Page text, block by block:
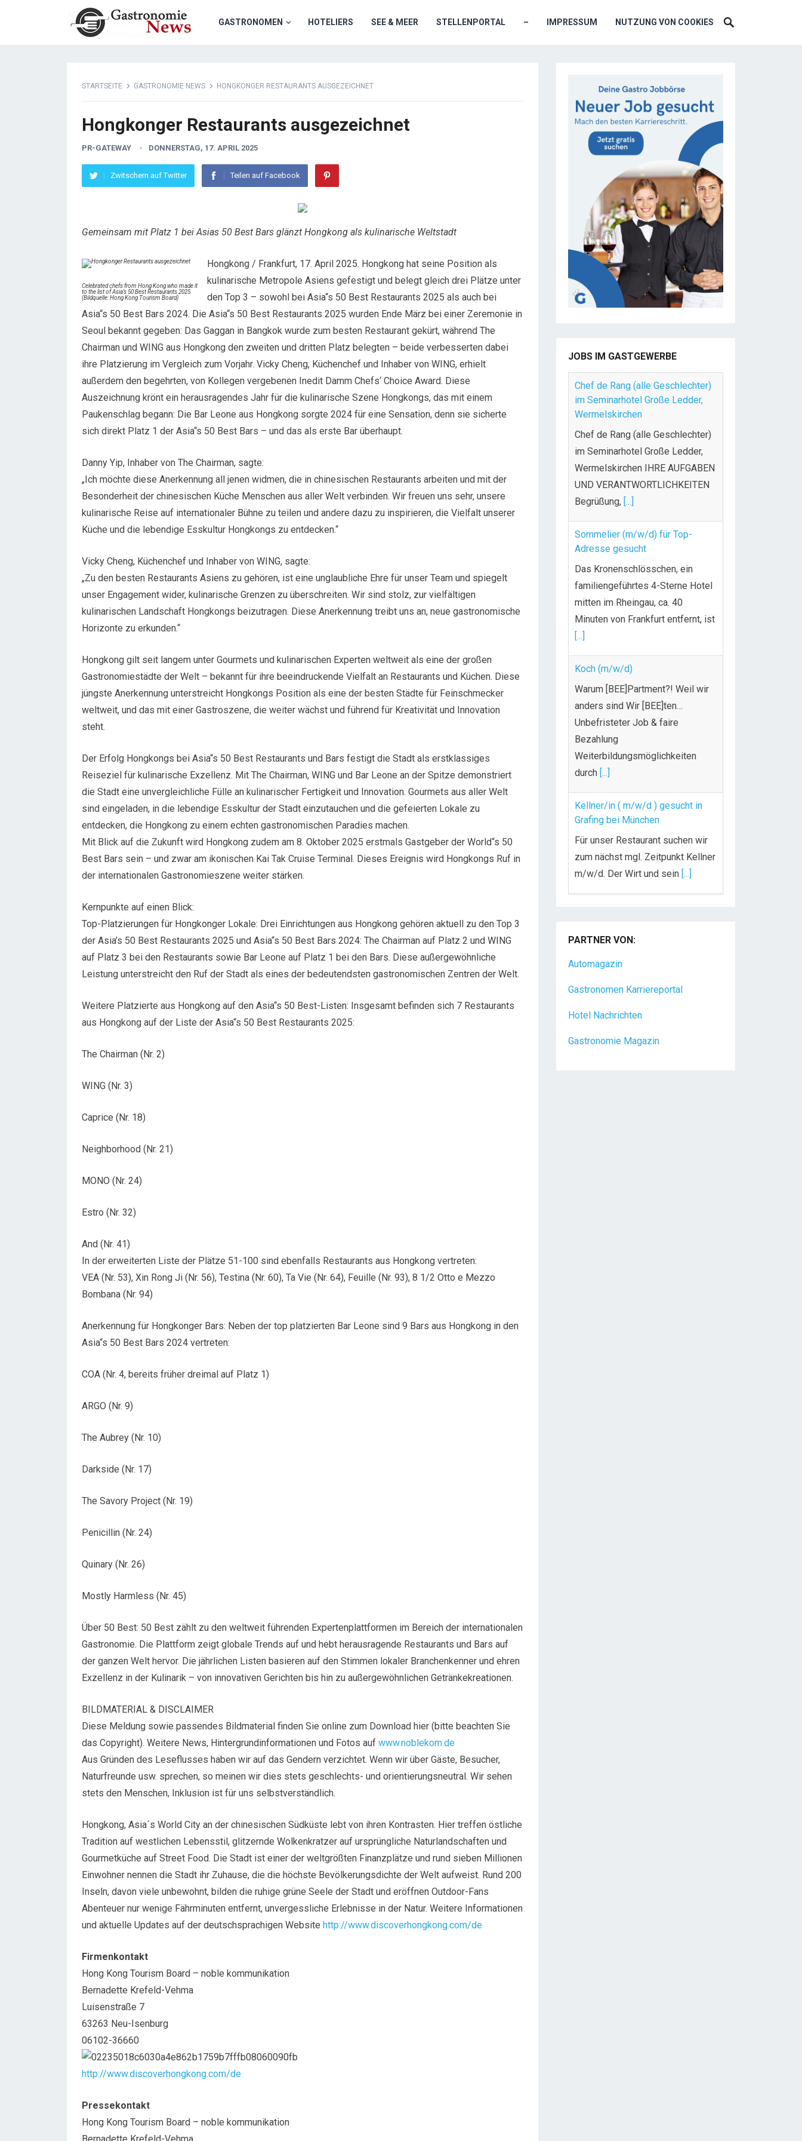
GASTRONOMEN HOTELIERS SEE & MEER STELLENPORTAL – IMPRESSUM NUTZUNG VON COOKIES
STARTSEITE GASTRONOMIE NEWS HONGKONGER RESTAURANTS AUSGEZEICHNET
Hongkonger Restaurants ausgezeichnet
PR-GATEWAY DONNERSTAG, 17. APRIL 2025
Zwitschern auf Twitter Teilen auf Facebook
Gemeinsam mit Platz 1 bei Asias 50 Best Bars glänzt Hongkong als kulinarische Weltstadt
Celebrated chefs from Hong Kong who made it
to the list of Asia’s 50 Best Restaurants 2025
(Bildquelle: Hong Kong Tourism Board)
Hongkong / Frankfurt, 17. April 2025. Hongkong hat seine Position als
kulinarische Metropole Asiens gefestigt und belegt gleich drei Plätze unter
den Top 3 – sowohl bei Asia“s 50 Best Restaurants 2025 als auch bei
Asia“s 50 Best Bars 2024. Die Asia“s 50 Best Restaurants 2025 wurden Ende März bei einer Zeremonie in
Seoul bekannt gegeben: Das Gaggan in Bangkok wurde zum besten Restaurant gekürt, während The
Chairman und WING aus Hongkong den zweiten und dritten Platz belegten – beide verbesserten dabei
ihre Platzierung im Vergleich zum Vorjahr. Vicky Cheng, Küchenchef und Inhaber von WING, erhielt
außerdem den begehrten, von Kollegen vergebenen Inedit Damm Chefs‘ Choice Award. Diese
Auszeichnung krönt ein herausragendes Jahr für die kulinarische Szene Hongkongs, das mit einem
Paukenschlag begann: Die Bar Leone aus Hongkong sorgte 2024 für eine Sensation, denn sie sicherte
sich direkt Platz 1 der Asia“s 50 Best Bars – und das als erste Bar überhaupt.
Danny Yip, Inhaber von The Chairman, sagte:
„Ich möchte diese Anerkennung all jenen widmen, die in chinesischen Restaurants arbeiten und mit der
Besonderheit der chinesischen Küche Menschen aus aller Welt verbinden. Wir freuen uns sehr, unsere
kulinarische Reise auf internationaler Bühne zu teilen und andere dazu zu inspirieren, die Vielfalt unserer
Küche und die lebendige Esskultur Hongkongs zu entdecken.“
Vicky Cheng, Küchenchef und Inhaber von WING, sagte:
„Zu den besten Restaurants Asiens zu gehören, ist eine unglaubliche Ehre für unser Team und spiegelt
unser Engagement wider, kulinarische Grenzen zu überschreiten. Wir sind stolz, zur vielfältigen
kulinarischen Landschaft Hongkongs beizutragen. Diese Anerkennung treibt uns an, neue gastronomische
Horizonte zu erkunden.“
Hongkong gilt seit langem unter Gourmets und kulinarischen Experten weltweit als eine der großen
Gastronomiestädte der Welt – bekannt für ihre beeindruckende Vielfalt an Restaurants und Küchen. Diese
jüngste Anerkennung unterstreicht Hongkongs Position als eine der besten Städte für Feinschmecker
weltweit, und das mit einer Gastroszene, die weiter wächst und führend für Kreativität und Innovation
steht.
Der Erfolg Hongkongs bei Asia“s 50 Best Restaurants und Bars festigt die Stadt als erstklassiges
Reiseziel für kulinarische Exzellenz. Mit The Chairman, WING und Bar Leone an der Spitze demonstriert
die Stadt eine unvergleichliche Fülle an kulinarischer Fertigkeit und Innovation. Gourmets aus aller Welt
sind eingeladen, in die lebendige Esskultur der Stadt einzutauchen und die gefeierten Lokale zu
entdecken, die Hongkong zu einem echten gastronomischen Paradies machen.
Mit Blick auf die Zukunft wird Hongkong zudem am 8. Oktober 2025 erstmals Gastgeber der World“s 50
Best Bars sein – und zwar am ikonischen Kai Tak Cruise Terminal. Dieses Ereignis wird Hongkongs Ruf in
der internationalen Gastronomieszene weiter stärken.
Kernpunkte auf einen Blick:
Top-Platzierungen für Hongkonger Lokale: Drei Einrichtungen aus Hongkong gehören aktuell zu den Top 3
der Asia’s 50 Best Restaurants 2025 und Asia“s 50 Best Bars 2024: The Chairman auf Platz 2 und WING
auf Platz 3 bei den Restaurants sowie Bar Leone auf Platz 1 bei den Bars. Diese außergewöhnliche
Leistung unterstreicht den Ruf der Stadt als eines der bedeutendsten gastronomischen Zentren der Welt.
Weitere Platzierte aus Hongkong auf den Asia“s 50 Best-Listen: Insgesamt befinden sich 7 Restaurants
aus Hongkong auf der Liste der Asia“s 50 Best Restaurants 2025:
The Chairman (Nr. 2)
WING (Nr. 3)
Caprice (Nr. 18)
Neighborhood (Nr. 21)
MONO (Nr. 24)
Estro (Nr. 32)
And (Nr. 41)
In der erweiterten Liste der Plätze 51-100 sind ebenfalls Restaurants aus Hongkong vertreten:
VEA (Nr. 53), Xin Rong Ji (Nr. 56), Testina (Nr. 60), Ta Vie (Nr. 64), Feuille (Nr. 93), 8 1/2 Otto e Mezzo
Bombana (Nr. 94)
Anerkennung für Hongkonger Bars: Neben der top platzierten Bar Leone sind 9 Bars aus Hongkong in den
Asia“s 50 Best Bars 2024 vertreten:
COA (Nr. 4, bereits früher dreimal auf Platz 1)
ARGO (Nr. 9)
The Aubrey (Nr. 10)
Darkside (Nr. 17)
The Savory Project (Nr. 19)
Penicillin (Nr. 24)
Quinary (Nr. 26)
Mostly Harmless (Nr. 45)
Über 50 Best: 50 Best zählt zu den weltweit führenden Expertenplattformen im Bereich der internationalen
Gastronomie. Die Plattform zeigt globale Trends auf und hebt herausragende Restaurants und Bars auf
der ganzen Welt hervor. Die jährlichen Listen basieren auf den Stimmen lokaler Branchenkenner und ehren
Exzellenz in der Kulinarik – von innovativen Gerichten bis hin zu außergewöhnlichen Getränkekreationen.
BILDMATERIAL & DISCLAIMER
Diese Meldung sowie passendes Bildmaterial finden Sie online zum Download hier (bitte beachten Sie
das Copyright). Weitere News, Hintergrundinformationen und Fotos auf www.noblekom.de
Aus Gründen des Leseflusses haben wir auf das Gendern verzichtet. Wenn wir über Gäste, Besucher,
Naturfreunde usw. sprechen, so meinen wir dies stets geschlechts- und orientierungsneutral. Wir sehen
stets den Menschen, Inklusion ist für uns selbstverständlich.
Hongkong, Asia´s World City an der chinesischen Südküste lebt von ihren Kontrasten. Hier treffen östliche
Tradition auf westlichen Lebensstil, glitzernde Wolkenkratzer auf ursprüngliche Naturlandschaften und
Gourmetküche auf Street Food. Die Stadt ist einer der weltgrößten Finanzplätze und rund sieben Millionen
Einwohner nennen die Stadt ihr Zuhause, die die höchste Bevölkerungsdichte der Welt aufweist. Rund 200
Inseln, davon viele unbewohnt, bilden die ruhige grüne Seele der Stadt und eröffnen Outdoor-Fans
Abenteuer nur wenige Fährminuten entfernt, unvergessliche Erlebnisse in der Natur. Weitere Informationen
und aktuelle Updates auf der deutschsprachigen Website http://www.discoverhongkong.com/de
Firmenkontakt
Hong Kong Tourism Board – noble kommunikation
Bernadette Krefeld-Vehma
Luisenstraße 7
63263 Neu-Isenburg
06102-36660
http://www.discoverhongkong.com/de
Pressekontakt
Hong Kong Tourism Board – noble kommunikation
JOBS IM GASTGEWERBE
Chef de Rang (alle Geschlechter)
im Seminarhotel Große Ledder,
Wermelskirchen
Chef de Rang (alle Geschlechter)
im Seminarhotel Große Ledder,
Wermelskirchen IHRE AUFGABEN
UND VERANTWORTLICHKEITEN
Begrüßung, [...]
Sommelier (m/w/d) für Top-
Adresse gesucht
Das Kronenschlösschen, ein
familiengeführtes 4-Sterne Hotel
mitten im Rheingau, ca. 40
Minuten von Frankfurt entfernt, ist
[...]
Koch (m/w/d)
Warum [BEE]Partment?! Weil wir
anders sind Wir [BEE]ten…
Unbefristeter Job & faire
Bezahlung
Weiterbildungsmöglichkeiten
durch [...]
Kellner/in ( m/w/d ) gesucht in
Grafing bei München
Für unser Restaurant suchen wir
zum nächst mgl. Zeitpunkt Kellner
m/w/d. Der Wirt und sein [...]
Dein Arbeitsplatz mit
Urlaubsfeeling Chef de Rang
Leidenschaft und liebst[...]
PARTNER VON:
Automagazin
Gastronomen Karriereportal
Hotel Nachrichten
Gastronomie Magazin